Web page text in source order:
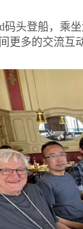
头登船，乘
更多的交流互